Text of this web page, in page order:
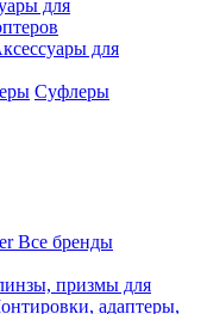
для
для
Суфлеры
Все бренды
призмы для
адаптеры,